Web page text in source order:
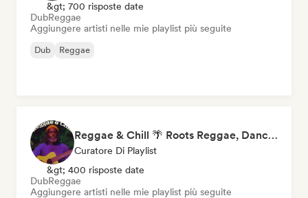
&gt; 700 risposte date
DubReggae
Aggiungere artisti nelle mie playlist più seguite
Dub Reggae
Reggae & Chill 🌴 Roots Reggae, Dancehall & Dub
Curatore Di Playlist
&gt; 400 risposte date
DubReggae
Aggiungere artisti nelle mie playlist più seguite